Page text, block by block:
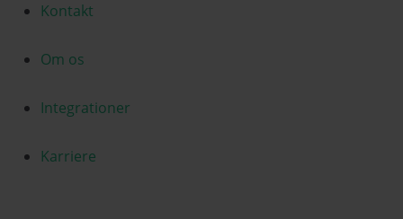
Kontakt
Om os
Integrationer
Karriere